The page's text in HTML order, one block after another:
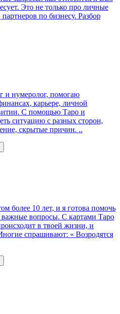
Это не только про личные
по бизнесу. Разбор
и нумеролог, помогаю
карьере, личной
С помощью Таро и
ситуацию с разных сторон,
скрытые причин. ..
более 10 лет, и я готова помочь
важные вопросы. С картами Таро
в твоей жизни, и
спрашивают: « Возродятся